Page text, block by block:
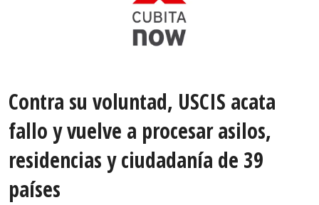
Contra su voluntad, USCIS acata
fallo y vuelve a procesar asilos,
residencias y ciudadanía de 39
países